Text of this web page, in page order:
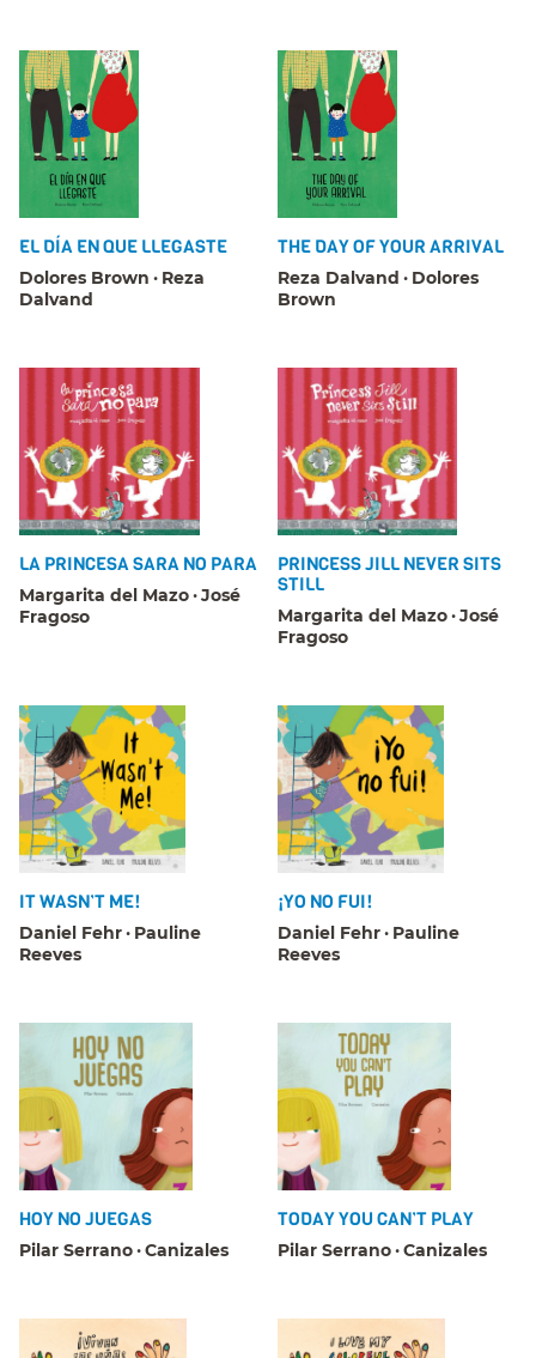
EL DÍA EN QUE LLEGASTE
Dolores Brown
Reza
Dalvand
THE DAY OF YOUR ARRIVAL
Reza Dalvand
Dolores
Brown
LA PRINCESA SARA NO PARA
Margarita del Mazo José
Fragoso
PRINCESS JILL NEVER SITS
STILL
Margarita del Mazo José
Fragoso
IT WASN’T ME!
Daniel Fehr
Pauline
Reeves
¡YO NO FUI!
Daniel Fehr
Pauline
Reeves
HOY NO JUEGAS
Pilar Serrano Canizales
TODAY YOU CAN’T PLAY
Pilar Serrano Canizales